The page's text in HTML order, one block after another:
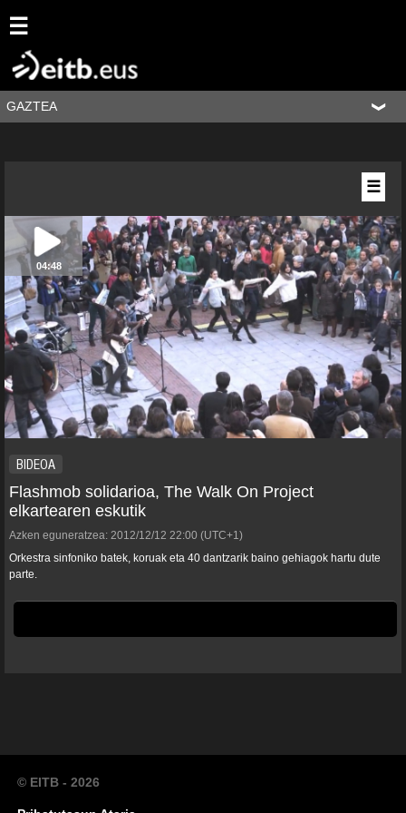
☰
GAZTEA
04:48
BIDEOA
Flashmob solidarioa, The Walk On Project
elkartearen eskutik
Azken eguneratzea: 2012/12/12 22:00 (UTC+1)
Orkestra sinfoniko batek, koruak eta 40 dantzarik baino gehiagok hartu dute
parte.
☰
© EITB - 2026